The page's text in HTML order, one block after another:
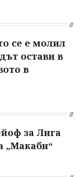
се е молил
остави в
в
за Лига
„Макаби“